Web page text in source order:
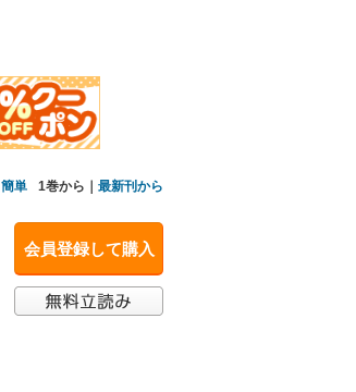
簡単 1巻から｜ 最新刊から
会員登録して購入